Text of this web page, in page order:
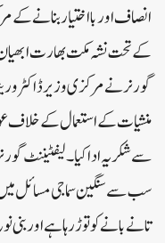
انصاف اور بااختیار بنانے
کے تحت نشہ مکت بھارت
منشیات کے استعمال کے خلاف
سے شکریہ ادا کیا ۔ لیفٹیننٹ
سب سے سنگین سماجی مسائل
تانے بانے کو توڑ رہا ہے اور بنی